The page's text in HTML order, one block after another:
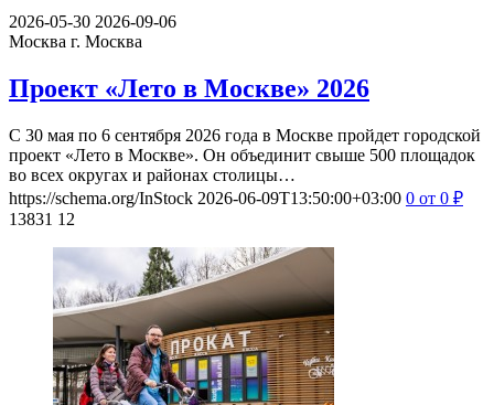
2026-05-30 2026-09-06
Москва г. Москва
Проект «Лето в Москве» 2026
С 30 мая по 6 сентября 2026 года в Москве пройдет городской
проект «Лето в Москве». Он объединит свыше 500 площадок
во всех округах и районах столицы…
https://schema.org/InStock 2026-06-09T13:50:00+03:00 0 от 0 ₽
13831 12